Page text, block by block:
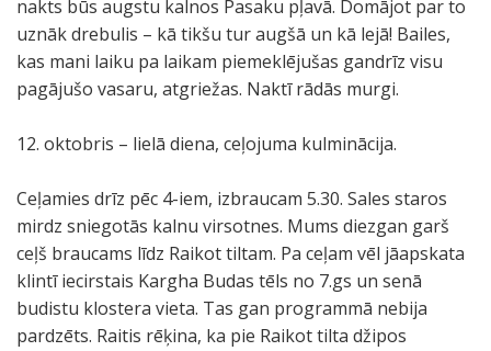
nakts būs augstu kalnos Pasaku pļavā. Domājot par to
uznāk drebulis – kā tikšu tur augšā un kā lejā! Bailes,
kas mani laiku pa laikam piemeklējušas gandrīz visu
pagājušo vasaru, atgriežas. Naktī rādās murgi.
12. oktobris – lielā diena, ceļojuma kulminācija.
Ceļamies drīz pēc 4-iem, izbraucam 5.30. Sales staros
mirdz sniegotās kalnu virsotnes. Mums diezgan garš
ceļš braucams līdz Raikot tiltam. Pa ceļam vēl jāapskata
klintī iecirstais Kargha Budas tēls no 7.gs un senā
budistu klostera vieta. Tas gan programmā nebija
pardzēts. Raitis rēķina, ka pie Raikot tilta džipos